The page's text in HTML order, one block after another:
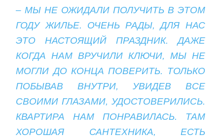
– МЫ НЕ ОЖИДАЛИ ПОЛУЧИТЬ В ЭТОМ
ГОДУ ЖИЛЬЕ. ОЧЕНЬ РАДЫ, ДЛЯ НАС
ЭТО НАСТОЯЩИЙ ПРАЗДНИК. ДАЖЕ
КОГДА НАМ ВРУЧИЛИ КЛЮЧИ, МЫ НЕ
МОГЛИ ДО КОНЦА ПОВЕРИТЬ. ТОЛЬКО
ПОБЫВАВ ВНУТРИ, УВИДЕВ ВСЕ
СВОИМИ ГЛАЗАМИ, УДОСТОВЕРИЛИСЬ.
КВАРТИРА НАМ ПОНРАВИЛАСЬ. ТАМ
ХОРОШАЯ САНТЕХНИКА, ЕСТЬ